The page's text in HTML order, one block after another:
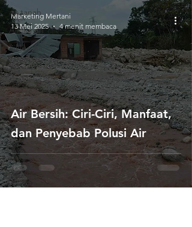
air tanah
Air Tanah
Siklus Air
Tanah
Air Bersih: Ciri-Ciri, Manfaat,
dan Penyebab Polusi Air
Marketing Mertani
13 Mei 2025
4 menit membaca